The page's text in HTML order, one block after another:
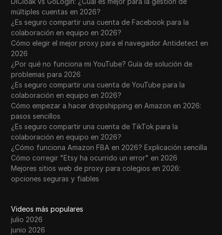
múltiples cuentas en 2026?
¿Es seguro compartir una cuenta de Facebook para la
colaboración en equipo en 2026?
Cómo elegir el mejor proxy para el navegador Antidetect en
2026
¿Por qué no funciona mi YouTube? Guía de solución de
problemas para 2026
¿Es seguro compartir una cuenta de YouTube para la
colaboración en equipo en 2026?
Cómo empezar a hacer dropshipping en Amazon en 2026:
pasos sencillos
¿Es seguro compartir una cuenta de TikTok para la
colaboración en equipo en 2026?
¿Cómo funciona Amazon FBA en 2026? Explicación sencilla
Cómo corregir "Etsy ha ocurrido un error" en 2026
Mejores sitios web de proxy para colegios en 2026:
opciones seguras y fiables
Videos más populares
julio 2026
junio 2026